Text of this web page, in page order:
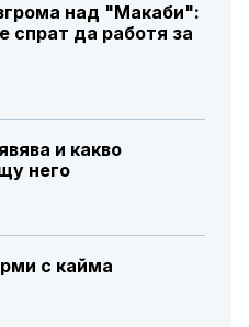
над "Макаби":
спрат да работя за
и какво
него
с кайма